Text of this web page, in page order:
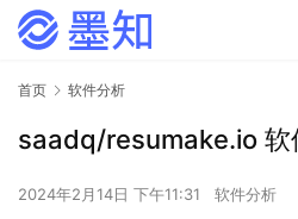
首页 软件分析
saadq/resumake.io 软
2024年2月14日 下午11:31 软件分析